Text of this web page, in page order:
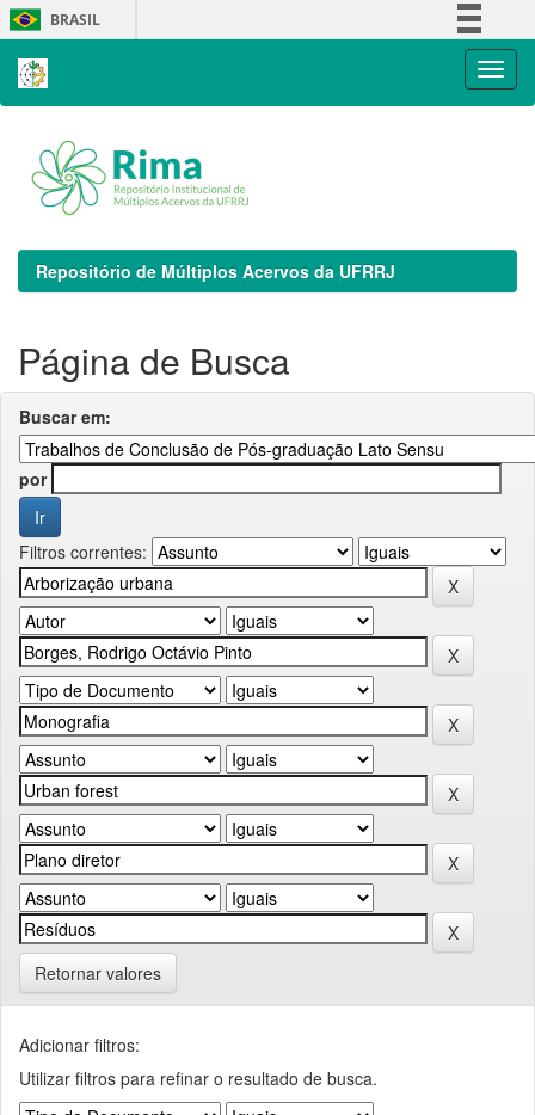
Skip
navigation
BRASIL
Repositório de Múltiplos Acervos da UFRRJ
Página de Busca
Buscar em:
por
Filtros correntes:
Retornar valores
Adicionar filtros:
Utilizar filtros para refinar o resultado de busca.